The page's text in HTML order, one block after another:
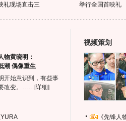
礼现场直击三
举行全国首映礼
物黄晓明：
潮 偶像重生
开始意识到，有些事
改变。…… [详细]
YURA
视频策划
《先锋